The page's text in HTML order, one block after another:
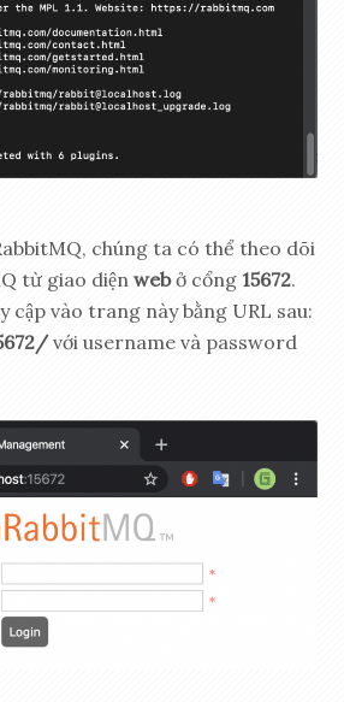
chúng ta có thể theo dõi
từ giao diệnwebở cổng15672.
cập vào trang này bằng URL sau:
với username và password